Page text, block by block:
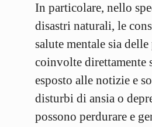
In particolare, nello
disastri naturali, le
salute mentale sia delle
coinvolte direttamente
esposto alle notizie e
disturbi di ansia o
possono perdurare e